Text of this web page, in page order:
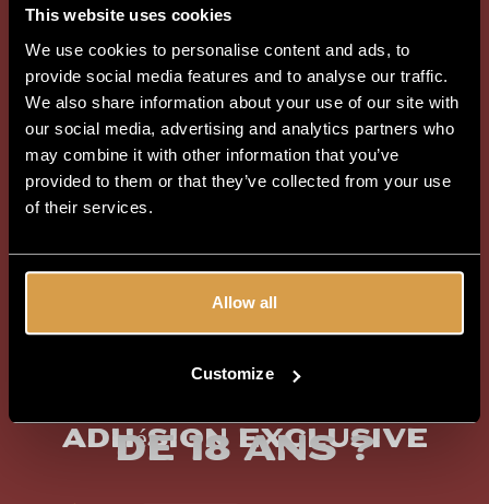
This website uses cookies
We use cookies to personalise content and ads, to
provide social media features and to analyse our traffic.
We also share information about your use of our site with
our social media, advertising and analytics partners who
may combine it with other information that you’ve
provided to them or that they’ve collected from your use
of their services.
Allow all
Customize
Avez-vous plus
de 18 ans ?
Adhésion exclusive